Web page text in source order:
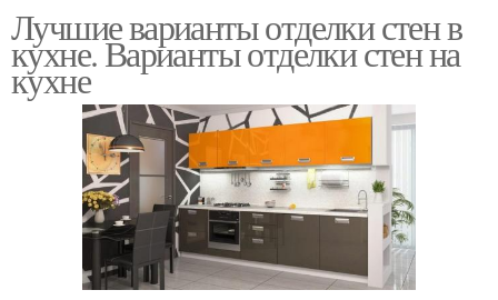
Лучшие варианты отделки стен в
кухне. Варианты отделки стен на
кухне